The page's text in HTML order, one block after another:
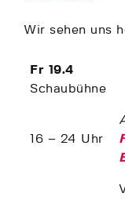
Wir sehen uns
Fr 19.4
Schaubühne
16 – 24 Uhr